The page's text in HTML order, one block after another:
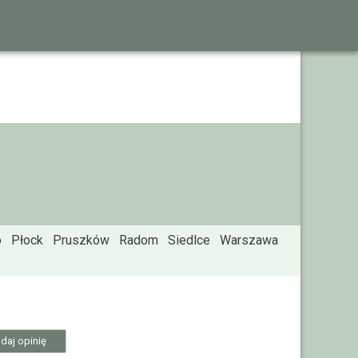
Płock Pruszków Radom Siedlce Warszawa
opinię